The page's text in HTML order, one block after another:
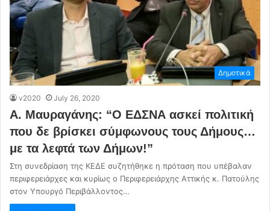
Δημοτικά
v2020 July 26, 2020
Α. Μαυραγάνης: “Ο ΕΔΣΝΑ ασκεί πολιτική
που δε βρίσκει σύμφωνους τους Δήμους…
με τα λεφτά των Δήμων!”
Στη συνεδρίαση της ΚΕΔΕ συζητήθηκε η πρόταση που υπέβαλαν
περιφερειάρχες και κυρίως ο Περιφερειάρχης Αττικής κ. Πατούλης
στον Υπουργό Περιβάλλοντος…